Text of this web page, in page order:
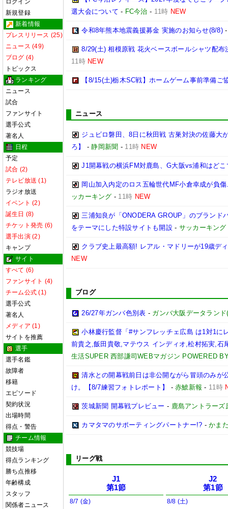
ログイン
新規登録
新着情報
プレスリリース (25)
ニュース (49)
ブログ (4)
トピックス
ランキング
ニュース
試合
ファンサイト
選手公式
著名人
日程
予定
試合 (2)
テレビ放送 (1)
ラジオ放送
イベント (2)
誕生日 (8)
チケット発売 (6)
選手出演 (2)
キャンプ
サイト
すべて (6)
ファンサイト (4)
チーム公式 (1)
選手公式
著名人
メディア (1)
サイトを推薦
選手
選手名鑑
故障者
移籍
エピソード
契約状況
出場時間
得点・警告
チーム情報
競技場
得点ランキング
勝ち点推移
年齢構成
スタッフ
関係者ニュース
選大会について - FC今治 - 11時 NEW
令和8年熊本地震義援募金 実施のお知らせ(8/8)
8/29(土) 相模原戦 花火ベースボールシャツ配
11時 NEW
【8/15(土)栃木SC戦】ホームゲーム事前準備ご
ニュース
ジュビロ磐田、8日に秋田戦 古巣対決の佐藤大
ろ】
-静岡新聞 - 11時 NEW
J1開幕戦の横浜FM対鹿島、G大阪vs浦和はど
岡山加入内定のロス五輪世代MF小倉幸成が負
ッカーキング - 11時 NEW
三浦知良が「ONODERA GROUP」のブランド
をテーマにした特設サイトも開設 - サッカーキング
クラブ史上最高額! レアル・マドリーが19歳デ
NEW
ブログ
26/27年ガンバ色別表 - ガンバ大阪データラン
小林慶行監督「#サンフレッチェ広島 は1対1に
前貴之,飯田貴敬,マテウス インディオ,松村拓実,石
生活SUPER 西部謙司WEBマガジン POWERED
清水との開幕戦前日は非公開ながら冒頭のみが
け。【8/7練習フォトレポート】
-赤鯱新報 - 11時
茨城新聞 開幕戦プレビュー - 鹿島アントラーズ
カマタマのサポーティングパートナー!? -かま
リーグ戦
J1
第1節
8/7 (金)
J2
第1節
8/8 (土)